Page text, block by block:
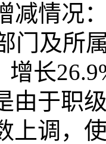
减情况
门及所
增长
由于职
上调，